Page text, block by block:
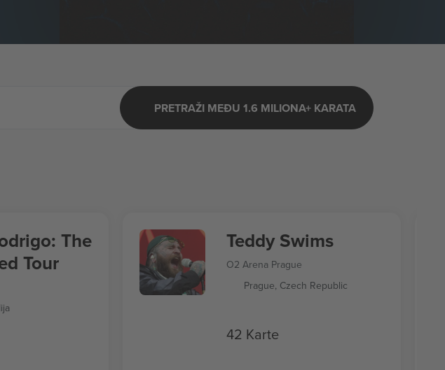
PRETRAŽI MEĐU 1.6 MILIONA+ KARATA
The
Tour
Teddy Swims
O2 Arena Prague
Prague, Czech Republic
42 Karte